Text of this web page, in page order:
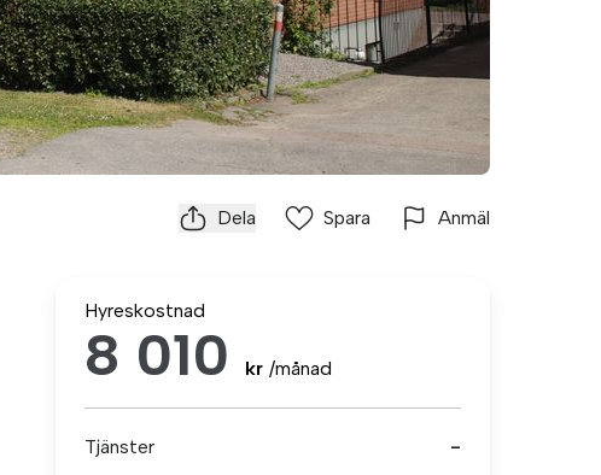
Dela Spara Anmäl
Hyreskostnad
8 010 kr /månad
Tjänster -